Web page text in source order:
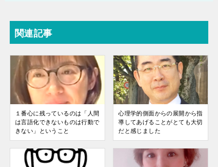
関連記事
１番心に残っているのは「人間
は言語化できないものは行動で
きない」ということ
心理学的側面からの展開から指
導してあげることがとても大切
だと感じました